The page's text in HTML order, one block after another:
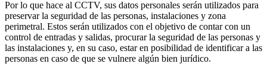
Por lo que hace al CCTV, sus datos personales serán utilizados para
preservar la seguridad de las personas, instalaciones y zona
perimetral. Estos serán utilizados con el objetivo de contar con un
control de entradas y salidas, procurar la seguridad de las personas y
las instalaciones y, en su caso, estar en posibilidad de identificar a las
personas en caso de que se vulnere algún bien jurídico.